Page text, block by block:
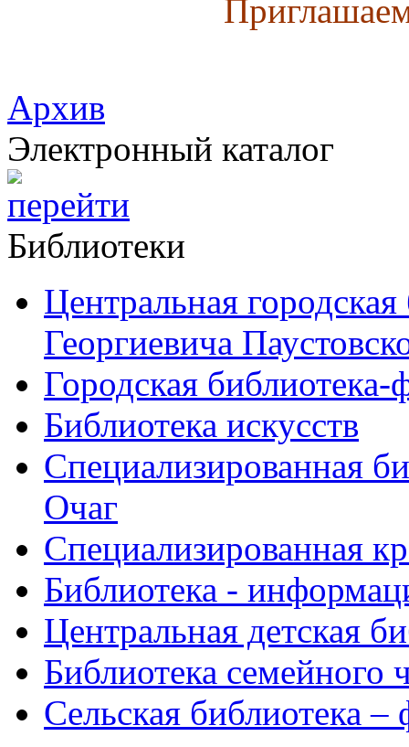
Архив
Электронный каталог
перейти
Библиотеки
Центральная
Георгиевича
Городская
Библиотека искусств
Специализированная
Очаг
Специализированная
Библиотека -
Центральная детская
Библиотека семейного
Сельская библиотека